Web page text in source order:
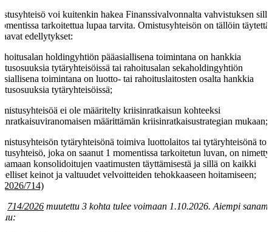
voi kuitenkin hakea Finanssivalvonnalta vahvistuksen
tarkoitettua lupaa tarvita. Omistusyhteisön on tällöin
edellytykset:
holdingyhtiön pääasiallisena toimintana on hankkia
tytäryhteisöissä tai rahoitusalan sekaholdingyhtiön
toimintana on luotto- tai rahoituslaitosten osalta hankkia
tytäryhteisöissä;
ei ole määritelty kriisinratkaisun kohteeksi
määrittämän kriisinratkaisustrategian mukaan;
tytäryhteisönä toimiva luottolaitos tai tytäryhteisönä
joka on saanut 1 momentissa tarkoitetun luvan, on nimetty
konsolidoitujen vaatimusten täyttämisestä ja sillä on kaikki
keinot ja valtuudet velvoitteiden tehokkaaseen hoitamiseen;
714)
714/2026 muutettu 3 kohta tulee voimaan 1.10.2026. Aiempi